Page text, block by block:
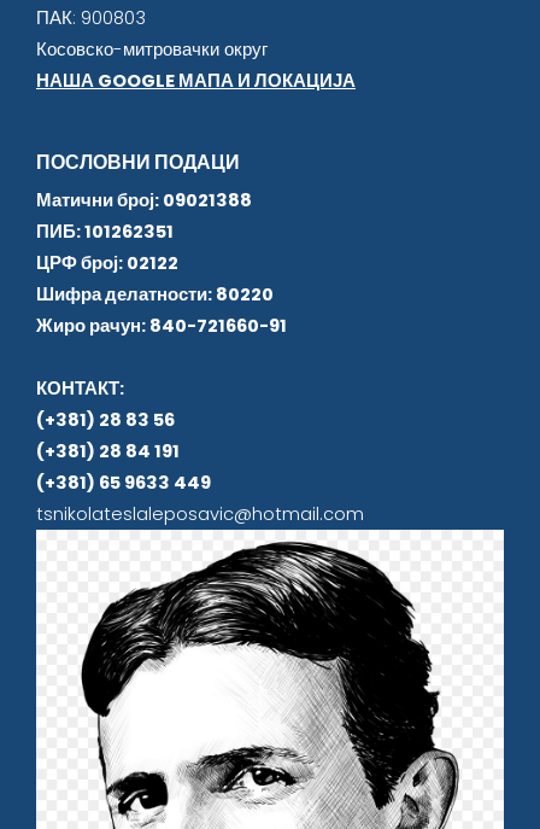
ПАК: 900803
Косовско-митровачки округ
НАША GOOGLE МАПА И ЛОКАЦИЈА
ПОСЛОВНИ ПОДАЦИ
Матични број: 09021388
ПИБ: 101262351
ЦРФ број: 02122
Шифра делатности: 80220
Жиро рачун: 840-721660-91
КОНТАКТ:
(+381) 28 83 56
(+381) 28 84 191
(+381) 65 9633 449
tsnikolateslaleposavic@hotmail.com